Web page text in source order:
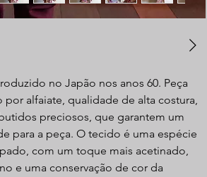
no Japão nos anos 60. Peça
por alfaiate, qualidade de alta costura,
preciosos, que garantem um
para a peça. O tecido é uma espécie
com um toque mais acetinado,
e uma conservação de cor da